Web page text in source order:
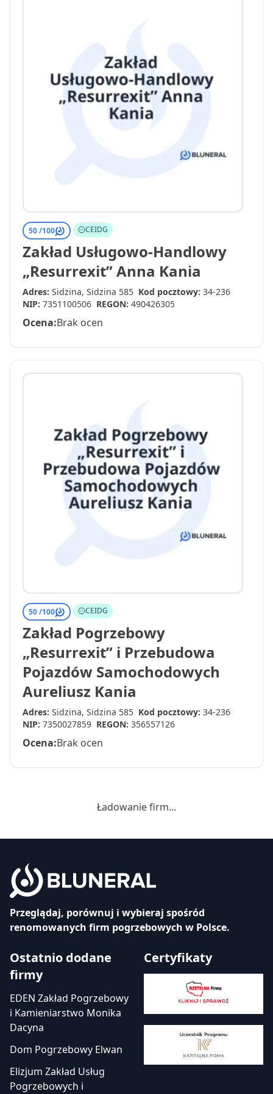
50 /100 CEIDG
Zakład Usługowo-Handlowy
„Resurrexit” Anna Kania
Adres: Sidzina, Sidzina 585 Kod pocztowy: 34-236
NIP: 7351100506 REGON: 490426305
Ocena:Brak ocen
50 /100 CEIDG
Zakład Pogrzebowy
„Resurrexit” i Przebudowa
Pojazdów Samochodowych
Aureliusz Kania
Adres: Sidzina, Sidzina 585 Kod pocztowy: 34-236
NIP: 7350027859 REGON: 356557126
Ocena:Brak ocen
Ładowanie firm...
Przeglądaj, porównuj i wybieraj spośród
renomowanych firm pogrzebowych w Polsce.
Ostatnio dodane
firmy
EDEN Zakład Pogrzebowy
i Kamieniarstwo Monika
Dacyna
Dom Pogrzebowy Elwan
Elizjum Zakład Usług
Pogrzebowych i
Certyfikaty